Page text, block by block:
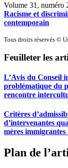
Volume 31, numéro
Racisme et
contemporain
Tous droits réservés ©
Feuilleter les
L’Avis du Conseil
problématique du
rencontre
Critères
d’intervenantes
mères
Plan de